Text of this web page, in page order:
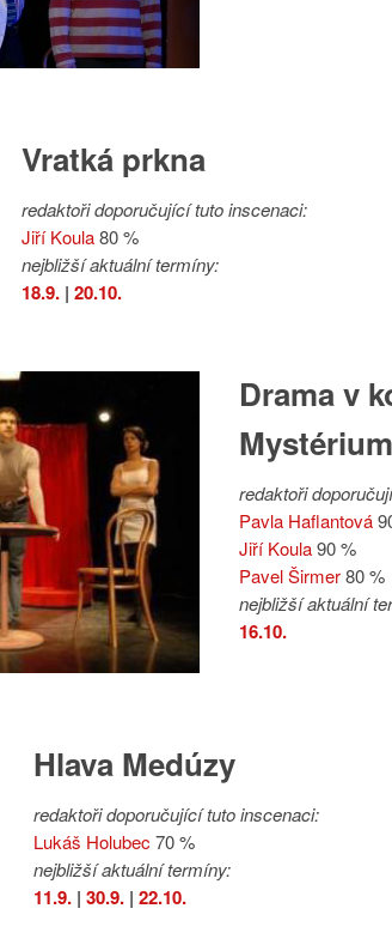
Vratká prkna
redaktoři doporučující tuto inscenaci:
Jiří Koula80 %
nejbližší aktuální termíny:
18.9. |20.10.
Drama v
redaktoři
Pavla Haflantová
Jiří Koula90 %
Pavel Širmer80 %
nejbližší aktuální
16.10.
Hlava Medúzy
redaktoři doporučující tuto inscenaci:
Lukáš Holubec 70 %
nejbližší aktuální termíny:
11.9. |30.9. |22.10.